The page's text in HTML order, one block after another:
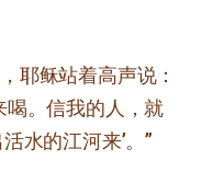
耶稣站着高声说：
喝。信我的人，就
水的江河来’。”